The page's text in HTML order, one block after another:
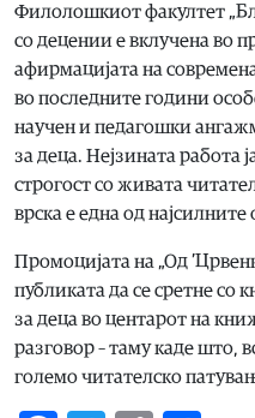
Филолошкиот факултет
со децении е вклучена во
афирмацијата на
во последните години
научен и педагошки
за деца. Нејзината работа
строгост со живата
врска е една од
Промоцијата на „Од
публиката да се сретне со
за деца во центарот на
разговор – таму каде што,
големо читателско